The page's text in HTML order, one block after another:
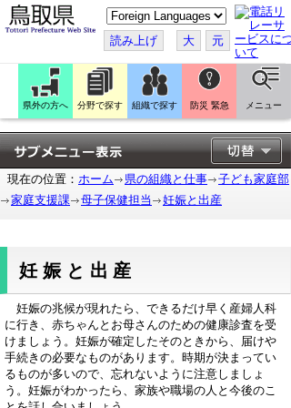
こ
の
ペ
ー
ジ
翻
訳
す
る
読み上げ 大 元
県外の方へ 分野で探す 組織で探す 防災 緊急 メニュー
現在の位置： ホーム 県の組織と仕事
子ども家庭部
家庭支援課
母子保健担当 妊娠と出産
妊娠と出産
妊娠の兆候が現れたら、できるだけ早く産婦人科
に行き、赤ちゃんとお母さんのための健康診査を受
けましょう。妊娠が確定したそのときから、届けや
手続きの必要なものがあります。時期が決まってい
るものが多いので、忘れないように注意しましょ
う。妊娠がわかったら、家族や職場の人と今後のこ